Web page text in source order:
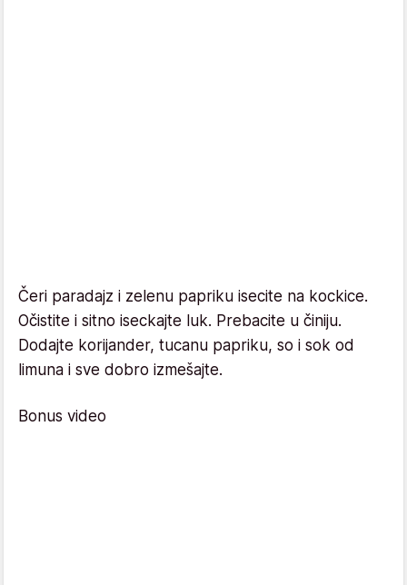
Čeri paradajz i zelenu papriku isecite na kockice.
Očistite i sitno iseckajte luk. Prebacite u činiju.
Dodajte korijander, tucanu papriku, so i sok od
limuna i sve dobro izmešajte.
Bonus video